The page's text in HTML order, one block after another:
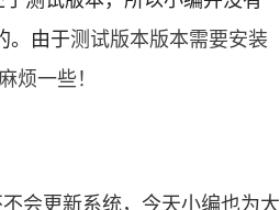
。由于测试版本版本需要安装
烦一些！
会更新系统，今天小编也为大